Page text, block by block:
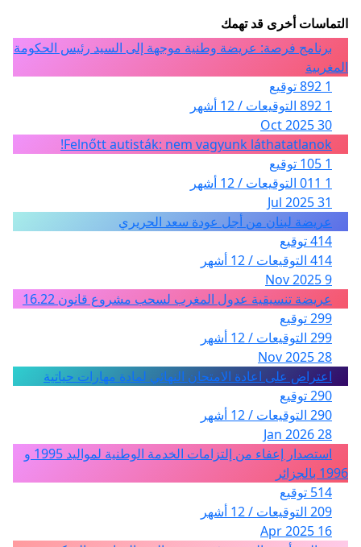
التماسات أخرى قد تهمك
برنامج فرصة: عريضة وطنية موجهة إلى السيد رئيس الحكومة
المغربية
1 892 توقيع
1 892 التوقيعات / 12 أشهر
30 Oct 2025
Felnőtt autisták: nem vagyunk láthatatlanok!
1 105 توقيع
1 011 التوقيعات / 12 أشهر
31 Jul 2025
عريضة لبنان من أجل عودة سعد الحريري
414 توقيع
414 التوقيعات / 12 أشهر
9 Nov 2025
عريضة تنسيقية عدول المغرب لسحب مشروع قانون 16.22
299 توقيع
299 التوقيعات / 12 أشهر
28 Nov 2025
اعتراض على اعادة الامتحان النهائي لمادة مهارات حياتية
290 توقيع
290 التوقيعات / 12 أشهر
28 Jan 2026
استصدار إعفاء من إلتزامات الخدمة الوطنية لمواليد 1995 و
1996 بالجزائر
514 توقيع
209 التوقيعات / 12 أشهر
16 Apr 2025